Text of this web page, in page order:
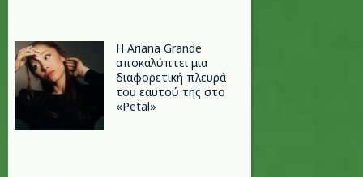
Η Ariana Grande
αποκαλύπτει μια
διαφορετική πλευρά
του εαυτού της στο
«Petal»